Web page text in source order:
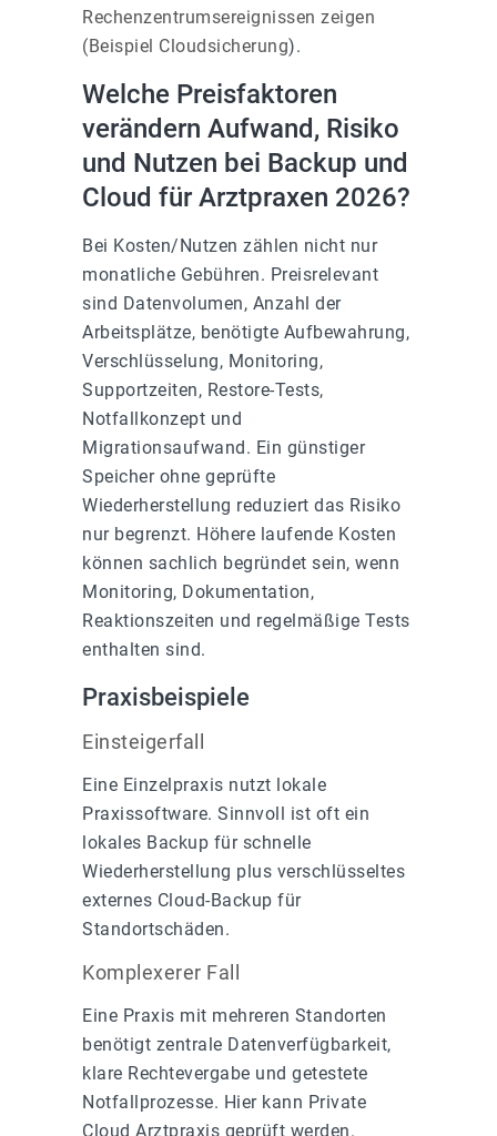
Rechenzentrumsereignissen zeigen
(Beispiel Cloudsicherung).
Welche Preisfaktoren
verändern Aufwand, Risiko
und Nutzen bei Backup und
Cloud für Arztpraxen 2026?
Bei Kosten/Nutzen zählen nicht nur
monatliche Gebühren. Preisrelevant
sind Datenvolumen, Anzahl der
Arbeitsplätze, benötigte Aufbewahrung,
Verschlüsselung, Monitoring,
Supportzeiten, Restore-Tests,
Notfallkonzept und
Migrationsaufwand. Ein günstiger
Speicher ohne geprüfte
Wiederherstellung reduziert das Risiko
nur begrenzt. Höhere laufende Kosten
können sachlich begründet sein, wenn
Monitoring, Dokumentation,
Reaktionszeiten und regelmäßige Tests
enthalten sind.
Praxisbeispiele
Einsteigerfall
Eine Einzelpraxis nutzt lokale
Praxissoftware. Sinnvoll ist oft ein
lokales Backup für schnelle
Wiederherstellung plus verschlüsseltes
externes Cloud-Backup für
Standortschäden.
Komplexerer Fall
Eine Praxis mit mehreren Standorten
benötigt zentrale Datenverfügbarkeit,
klare Rechtevergabe und getestete
Notfallprozesse. Hier kann Private
Cloud Arztpraxis geprüft werden.